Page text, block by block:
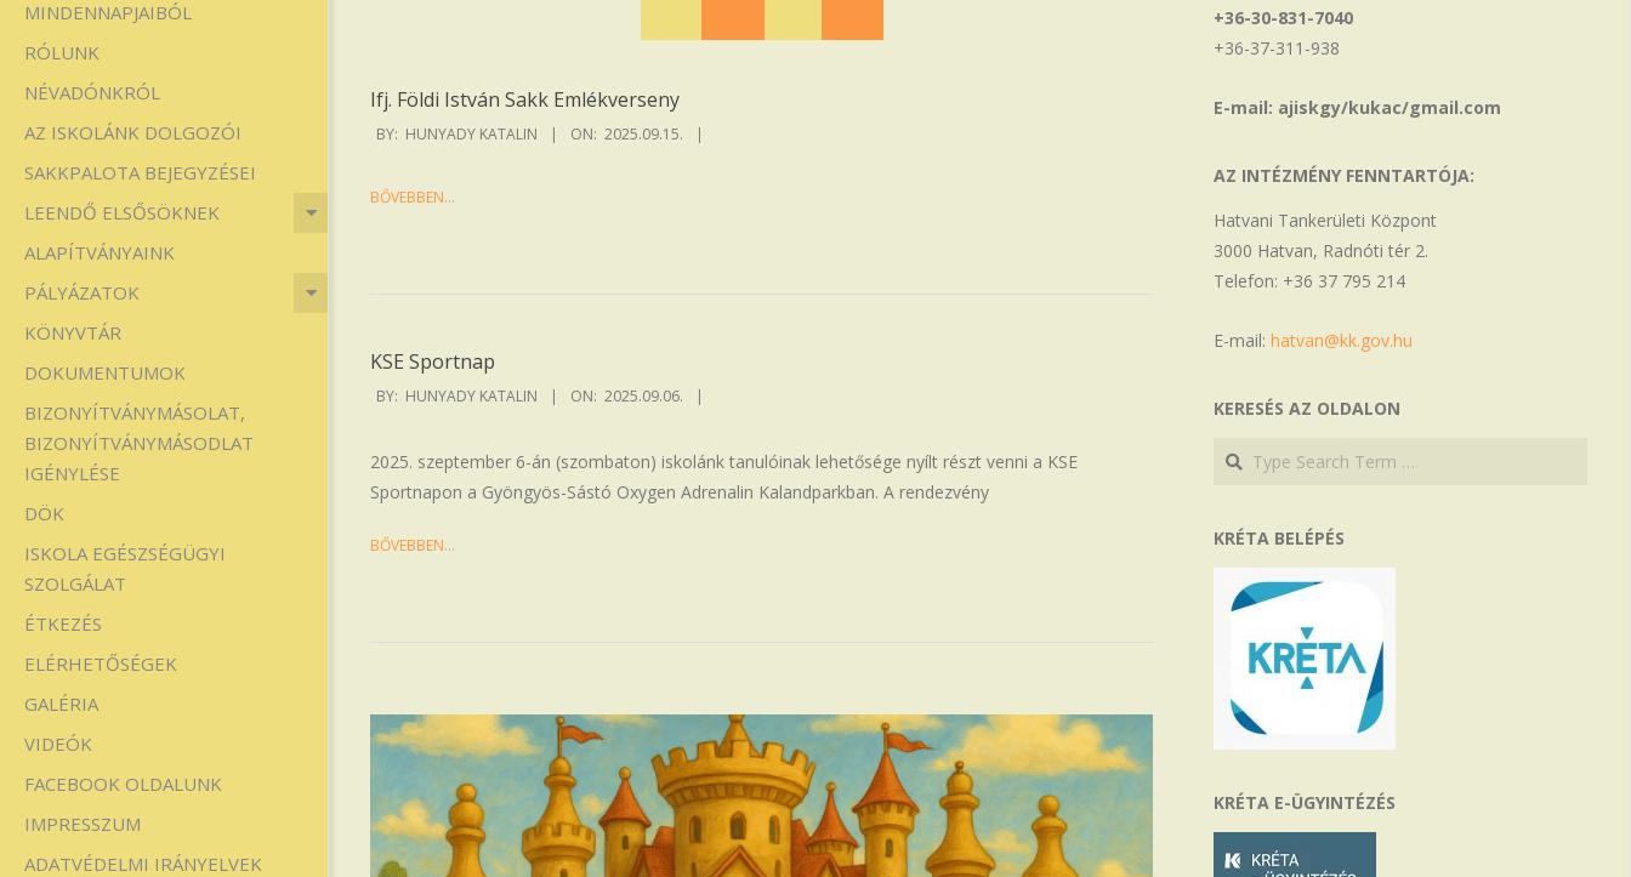
Iskola
MINDENNAPJAIBÓL
RÓLUNK
NÉVADÓNKRÓL
AZ ISKOLÁNK DOLGOZÓI
SAKKPALOTA BEJEGYZÉSEI
LEENDŐ ELSŐSÖKNEK
ALAPÍTVÁNYAINK
PÁLYÁZATOK
KÖNYVTÁR
DOKUMENTUMOK
BIZONYÍTVÁNYMÁSOLAT,
BIZONYÍTVÁNYMÁSODLAT
IGÉNYLÉSE
DÖK
ISKOLA EGÉSZSÉGÜGYI
SZOLGÁLAT
ÉTKEZÉS
ELÉRHETŐSÉGEK
GALÉRIA
VIDEÓK
FACEBOOK OLDALUNK
IMPRESSZUM
ADATVÉDELMI IRÁNYELVEK
Ifj. Földi István Sakk Emlékverseny
2025-
15
BY: HUNYADY KATALIN ON: 2025.09.15.
BŐVEBBEN…
KSE Sportnap
2025-
BY: HUNYADY KATALIN ON: 2025.09.06.
2025. szeptember 6-án (szombaton) iskolánk tanulóinak lehetősége nyílt részt venni a KSE
Sportnapon a Gyöngyös-Sástó Oxygen Adrenalin Kalandparkban. A rendezvény
BŐVEBBEN…
+36-30-831-7040
+36-37-311-938
E-mail: ajiskgy/kukac/gmail.com
AZ INTÉZMÉNY FENNTARTÓJA:
Hatvani Tankerületi Központ
3000 Hatvan, Radnóti tér 2.
Telefon: +36 37 795 214
E-mail:hatvan@kk.gov.hu
KERESÉS AZ OLDALON
Search
Search
KRÉTA BELÉPÉS
KRÉTA E-ÜGYINTÉZÉS